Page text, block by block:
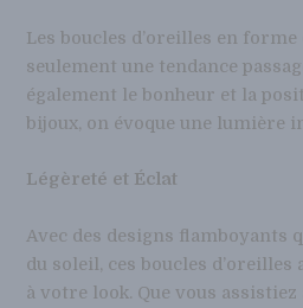
Les boucles d’oreilles en
seulement une tendance
également le bonheur et la
bijoux, on évoque une lumière
Légèreté et Éclat
Avec des designs flamboyants
du soleil, ces boucles
à votre look. Que vous